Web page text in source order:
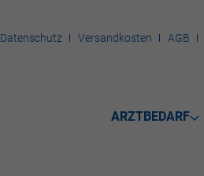
Datenschutz Versandkosten AGB
ARZTBEDARF